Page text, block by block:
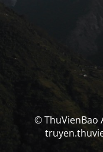
© ThuVienBao